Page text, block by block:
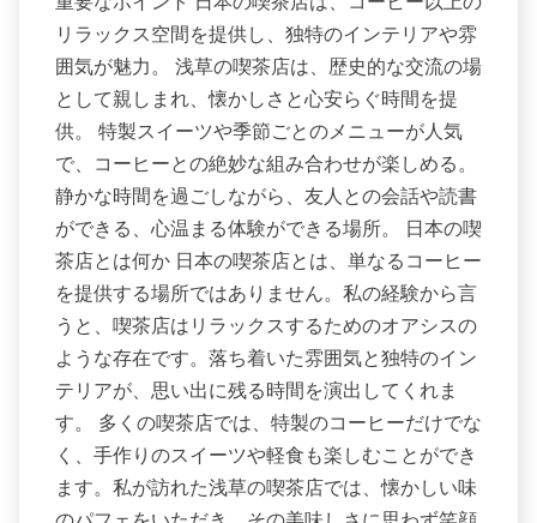
リラックス空間を提供し、独特のインテリアや雰
囲気が魅力。 浅草の喫茶店は、歴史的な交流の場
として親しまれ、懐かしさと心安らぐ時間を提
供。 特製スイーツや季節ごとのメニューが人気
で、コーヒーとの絶妙な組み合わせが楽しめる。
静かな時間を過ごしながら、友人との会話や読書
ができる、心温まる体験ができる場所。 日本の喫
茶店とは何か 日本の喫茶店とは、単なるコーヒー
を提供する場所ではありません。私の経験から言
うと、喫茶店はリラックスするためのオアシスの
ような存在です。落ち着いた雰囲気と独特のイン
テリアが、思い出に残る時間を演出してくれま
す。 多くの喫茶店では、特製のコーヒーだけでな
く、手作りのスイーツや軽食も楽しむことができ
ます。私が訪れた浅草の喫茶店では、懐かしい味